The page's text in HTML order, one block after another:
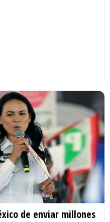
de enviar millones